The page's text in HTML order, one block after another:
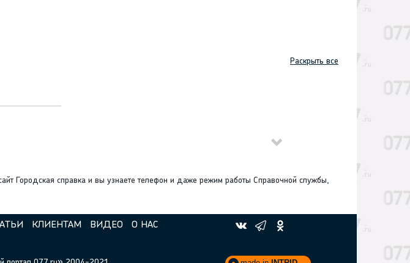
Раскрыть все
Городская справка и вы узнаете телефон и даже режим работы Справочной службы,
КЛИЕНТАМ ВИДЕО О НАС